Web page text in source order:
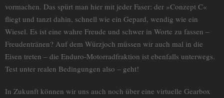
vormachen. Das spürt man hier mit jeder Faser: der »Conzept C«
fliegt und tanzt dahin, schnell wie ein Gepard, wendig wie ein
Wiesel. Es ist eine wahre Freude und schwer in Worte zu fassen –
Freudentränen? Auf dem Würzjoch müssen wir auch mal in die
Eisen treten – die Enduro-Motorradfraktion ist ebenfalls unterwegs.
Test unter realen Bedingungen also – geht!
In Zukunft können wir uns auch noch über eine virtuelle Gearbox